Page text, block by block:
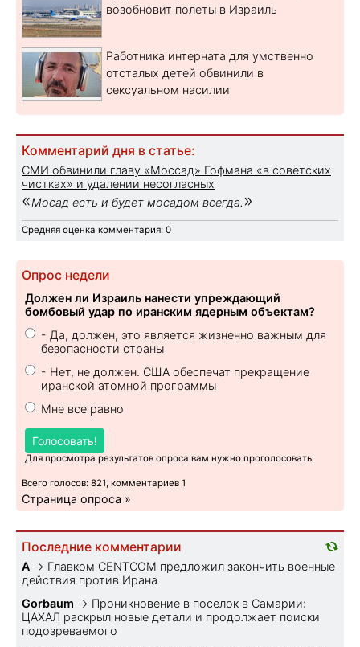
возобновит полеты в Израиль
Работника интерната для умственно
отсталых детей обвинили в
сексуальном насилии
Комментарий дня в статье:
СМИ обвинили главу «Моссад» Гофмана «в советских
чистках» и удалении несогласных
«Мосад есть и будет мосадом всегда. »
Средняя оценка комментария: 0
Опрос недели
Должен ли Израиль нанести упреждающий
бомбовый удар по иранским ядерным объектам?
- Да, должен, это является жизненно важным для
безопасности страны
- Нет, не должен. США обеспечат прекращение
иранской атомной программы
Мне все равно
Голосовать!
Для просмотра результатов опроса вам нужно проголосовать
Всего голосов: 821, комментариев 1
Страница опроса »
Последние комментарии
A → Главком CENTCOM предложил закончить военные
действия против Ирана
Gorbaum → Проникновение в поселок в Самарии:
ЦАХАЛ раскрыл новые детали и продолжает поиски
подозреваемого